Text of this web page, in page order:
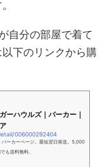
自分の部屋で着て
下のリンクから購
ーハウルズ｜パーカー｜
006000292404
パーカーページ。最短翌日発送。5,000
も送料無料。